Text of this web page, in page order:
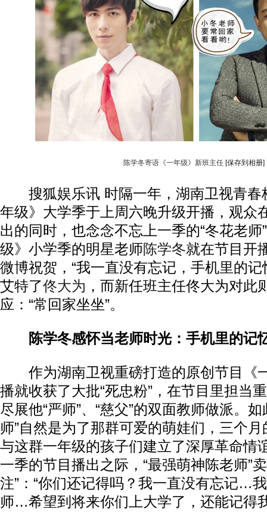
陈学冬寄语《一年级》新班主任 [保存到相册]
搜狐娱乐讯 时隔一年，湖南卫视青春
年级》大学季于上周六晚升级开播，观众
出的同时，也念念不忘上一季的“冬花老师
级》小学季的明星老师陈学冬就在节目开
微博祝贺，“我一直没有忘记，手机里的记
艾特了佟大为 ，而新任班主任佟大为对此
应：“常回家坐坐”。
陈学冬感怀当老师时光：手机里的记
作为湖南卫视重磅打造的原创节目《
播就收获了大批“死忠粉”，在节目里担当
尽展他“严师”、“慈父”的双面教师做派。
师”自然是为了那群可爱的萌娃们，三个
与这群一年级的孩子们建立了深厚革命情
一季的节目播出之际，“最强萌神陈老师”
注”：“你们还记得吗？我一直没有忘记…
师…希望到将来你们上大学了，还能记得
动物系恋人啊 | 钟欣潼体验爱情哲学 南